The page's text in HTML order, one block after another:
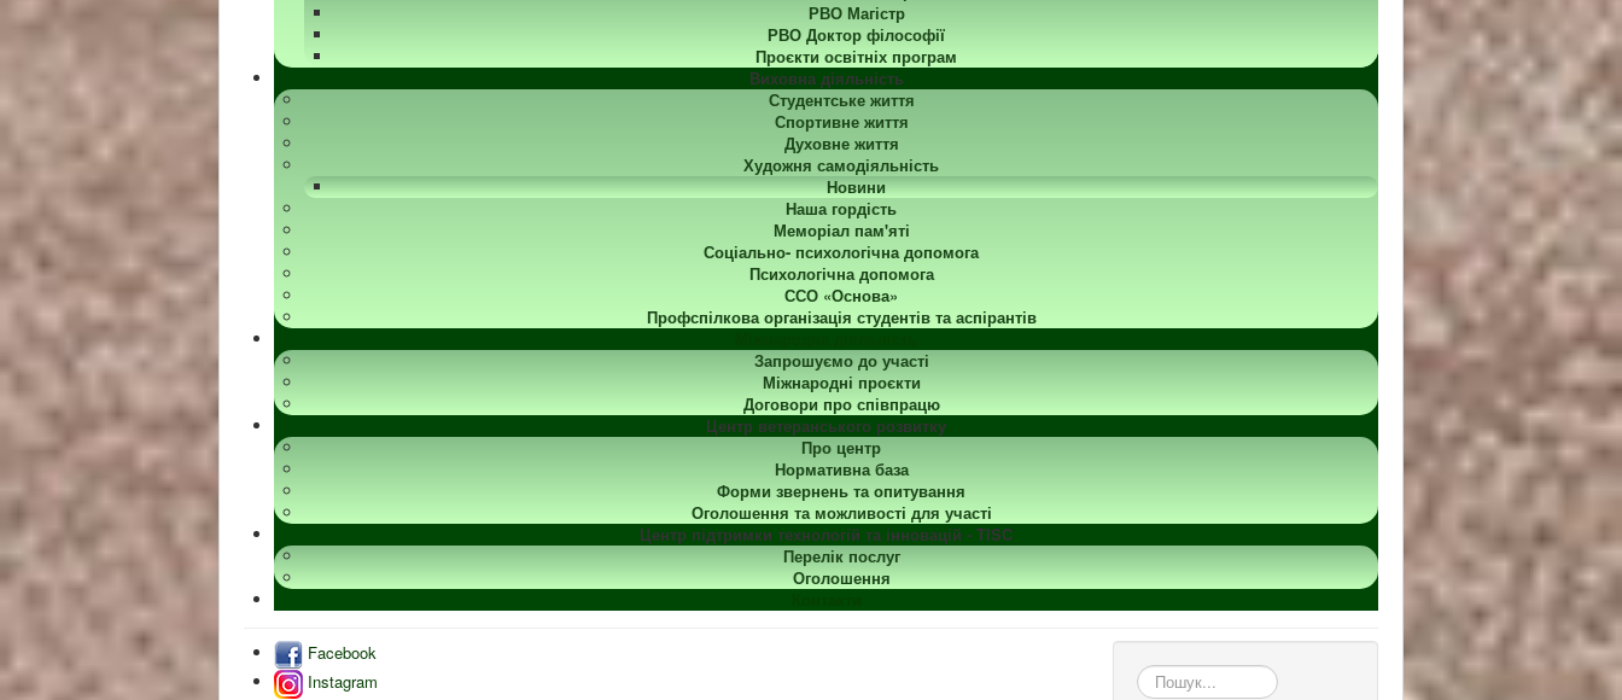
РВО Магістр
РВО Доктор філософії
Проєкти освітніх програм
Виховна діяльність
Студентське життя
Спортивне життя
Духовне життя
Художня самодіяльність
Новини
Наша гордість
Меморіал пам'яті
Соціально- психологічна допомога
Психологічна допомога
ССО «Основа»
Профспілкова організація студентів та аспірантів
Запрошуємо до участі
Міжнародні проєкти
Договори про співпрацю
Центр ветеранського розвитку
Про центр
Нормативна база
Форми звернень та опитування
Оголошення та можливості для участі
Центр підтримки технологій та інновацій - TISC
Перелік послуг
Оголошення
Facebook
Instagram
пошук